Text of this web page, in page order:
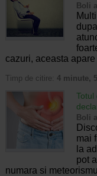
Boli
cazuri, aceasta
Timp de citire: 4 minute,
Totul
Boli
mai
la
pot
numara si